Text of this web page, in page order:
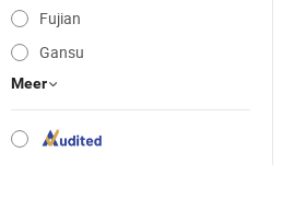
Fujian
Gansu
Meer